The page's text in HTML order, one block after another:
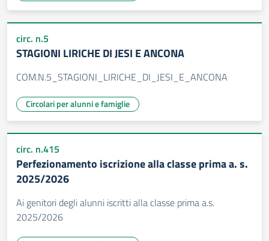
circ. n.5
STAGIONI LIRICHE DI JESI E ANCONA
COM.N.5_STAGIONI_LIRICHE_DI_JESI_E_ANCONA
Circolari per alunni e famiglie
circ. n.415
Perfezionamento iscrizione alla classe prima a. s.
2025/2026
Ai genitori degli alunni iscritti alla classe prima a.s.
2025/2026